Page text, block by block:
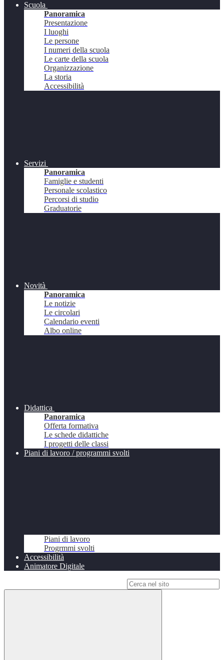
Scuola
Panoramica
Presentazione
I luoghi
Le persone
I numeri della scuola
Le carte della scuola
Organizzazione
La storia
Accessibilità
Servizi
Panoramica
Famiglie e studenti
Personale scolastico
Percorsi di studio
Graduatorie
Novità
Panoramica
Le notizie
Le circolari
Calendario eventi
Albo online
Didattica
Panoramica
Offerta formativa
Le schede didattiche
I progetti delle classi
Piani di lavoro / programmi svolti
Piani di lavoro
Progrmmi svolti
Accessibilità
Animatore Digitale